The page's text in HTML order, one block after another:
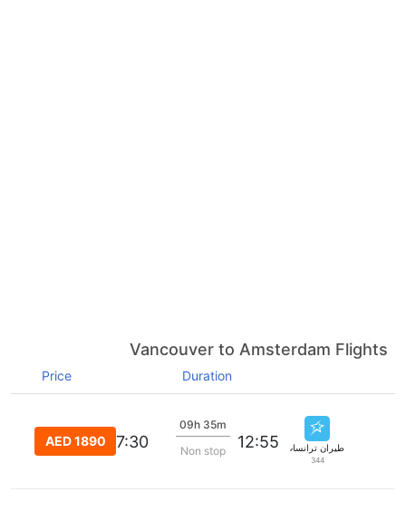
Vancouver to Amsterdam Flights
Duration
Price
طيران ترانسات
344
12:55
09h 35m
Non stop
07:30
AED 1890